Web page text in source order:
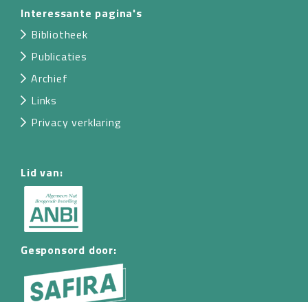
Interessante pagina's
Bibliotheek
Publicaties
Archief
Links
Privacy verklaring
Lid van:
Gesponsord door: